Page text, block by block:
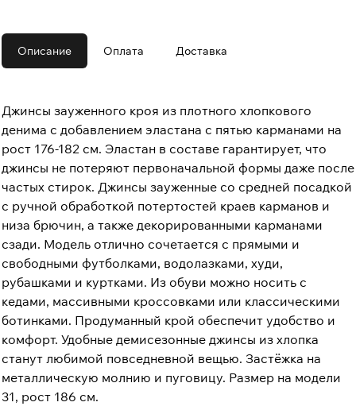
Описание Оплата Доставка
Джинсы зауженного кроя из плотного хлопкового
денима с добавлением эластана с пятью карманами на
рост 176-182 см. Эластан в составе гарантирует, что
джинсы не потеряют первоначальной формы даже после
частых стирок. Джинсы зауженные со средней посадкой
с ручной обработкой потертостей краев карманов и
низа брючин, а также декорированными карманами
сзади. Модель отлично сочетается с прямыми и
свободными футболками, водолазками, худи,
рубашками и куртками. Из обуви можно носить с
кедами, массивными кроссовками или классическими
ботинками. Продуманный крой обеспечит удобство и
комфорт. Удобные демисезонные джинсы из хлопка
станут любимой повседневной вещью. Застёжка на
металлическую молнию и пуговицу. Размер на модели
31, рост 186 см.